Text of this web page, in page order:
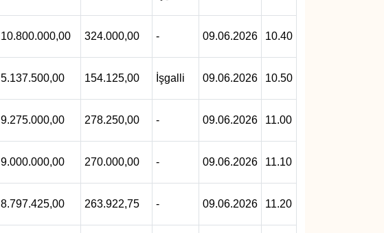
10.800.000,00 324.000,00 - 09.06.2026 10.40
5.137.500,00 154.125,00 İşgalli 09.06.2026 10.50
9.275.000,00 278.250,00 - 09.06.2026 11.00
9.000.000,00 270.000,00 - 09.06.2026 11.10
8.797.425,00 263.922,75 - 09.06.2026 11.20